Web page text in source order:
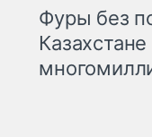
Фуры без